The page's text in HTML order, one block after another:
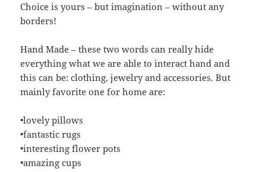
Choice is yours – but imagination – without any
borders!
Hand Made – these two words can really hide
everything what we are able to interact hand and
this can be: clothing, jewelry and accessories. But
mainly favorite one for home are:
•lovely pillows
•fantastic rugs
•interesting flower pots
•amazing cups